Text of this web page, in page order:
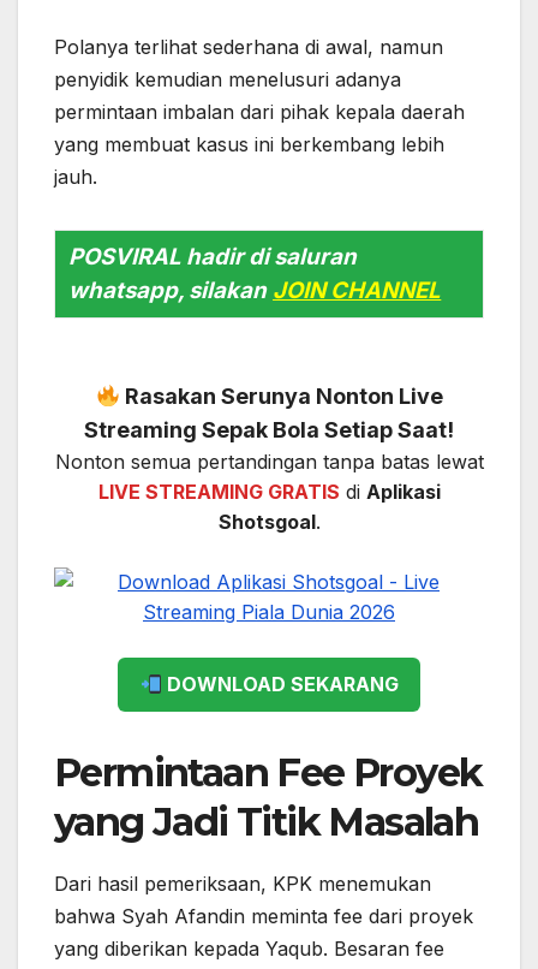
Polanya terlihat sederhana di awal, namun
penyidik kemudian menelusuri adanya
permintaan imbalan dari pihak kepala daerah
yang membuat kasus ini berkembang lebih
jauh.
POSVIRAL hadir di saluran
whatsapp, silakan JOIN CHANNEL
Rasakan Serunya Nonton Live
Streaming Sepak Bola Setiap Saat!
Nonton semua pertandingan tanpa batas lewat
LIVE STREAMING GRATIS di Aplikasi
Shotsgoal.
DOWNLOAD SEKARANG
Permintaan Fee Proyek
yang Jadi Titik Masalah
Dari hasil pemeriksaan, KPK menemukan
bahwa Syah Afandin meminta fee dari proyek
yang diberikan kepada Yaqub. Besaran fee